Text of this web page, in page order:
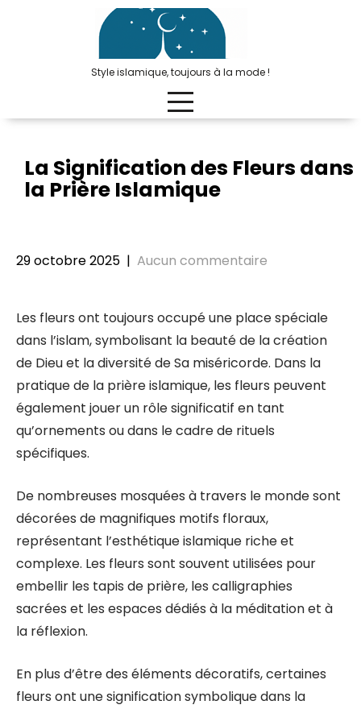
Style islamique, toujours à la mode !
La Signification des Fleurs dans
la Prière Islamique
29 octobre 2025 | Aucun commentaire
Les fleurs ont toujours occupé une place spéciale
dans l’islam, symbolisant la beauté de la création
de Dieu et la diversité de Sa miséricorde. Dans la
pratique de la prière islamique, les fleurs peuvent
également jouer un rôle significatif en tant
qu’ornements ou dans le cadre de rituels
spécifiques.
De nombreuses mosquées à travers le monde sont
décorées de magnifiques motifs floraux,
représentant l’esthétique islamique riche et
complexe. Les fleurs sont souvent utilisées pour
embellir les tapis de prière, les calligraphies
sacrées et les espaces dédiés à la méditation et à
la réflexion.
En plus d’être des éléments décoratifs, certaines
fleurs ont une signification symbolique dans la